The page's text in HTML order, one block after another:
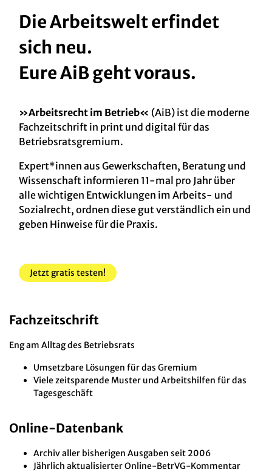
Die Arbeitswelt erfindet
sich neu.
Eure AiB geht voraus.
»Arbeitsrecht im Betrieb« (AiB) ist die moderne
Fachzeitschrift in print und digital für das
Betriebsratsgremium.
Expert*innen aus Gewerkschaften, Beratung und
Wissenschaft informieren 11-mal pro Jahr über
alle wichtigen Entwicklungen im Arbeits- und
Sozialrecht, ordnen diese gut verständlich ein und
geben Hinweise für die Praxis.
Jetzt gratis testen!
Fachzeitschrift
Eng am Alltag des Betriebsrats
Umsetzbare Lösungen für das Gremium
Viele zeitsparende Muster und Arbeitshilfen für das
Tagesgeschäft
Online-Datenbank
Archiv aller bisherigen Ausgaben seit 2006
Jährlich aktualisierter Online-BetrVG-Kommentar